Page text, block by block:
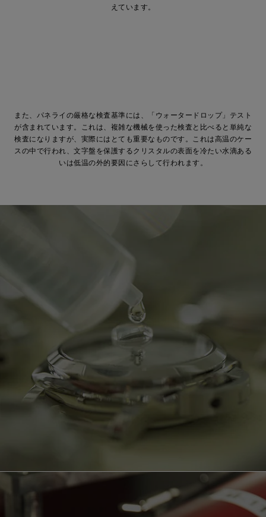
えています。
また、パネライの厳格な検査基準には、「ウォータードロップ」テスト
が含まれています。これは、複雑な機械を使った検査と比べると単純な
検査になりますが、実際にはとても重要なものです。これは高温のケー
スの中で行われ、文字盤を保護するクリスタルの表面を冷たい水滴ある
いは低温の外的要因にさらして行われます。